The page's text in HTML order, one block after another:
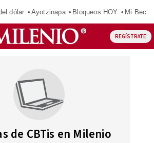
dólar Ayotzinapa Bloqueos HOY Mi Beca
REGÍSTRATE
de CBTis en Milenio